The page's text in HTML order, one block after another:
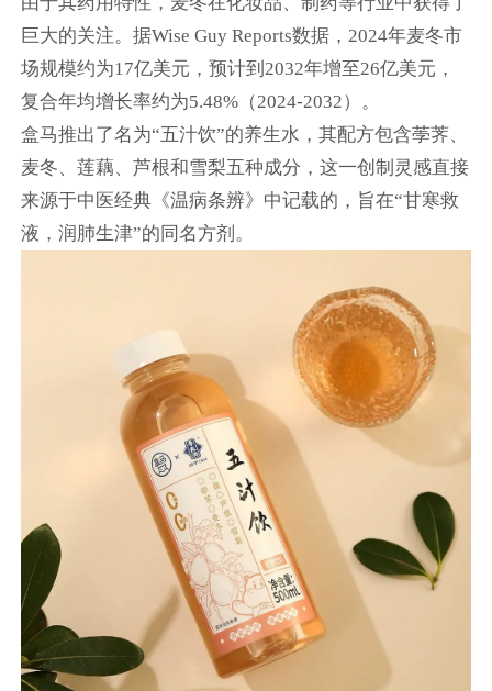
巨大的关注。据Wise Guy Reports数据，2024年麦冬市
场规模约为17亿美元，预计到2032年增至26亿美元，
复合年均增长率约为5.48%（2024-2032）。
盒马推出了名为“五汁饮”的养生水，其配方包含荸荠、
麦冬、莲藕、芦根和雪梨五种成分，这一创制灵感直接
来源于中医经典《温病条辨》中记载的，旨在“甘寒救
液，润肺生津”的同名方剂。